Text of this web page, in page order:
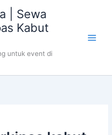
| Sewa
Kabut
untuk event di